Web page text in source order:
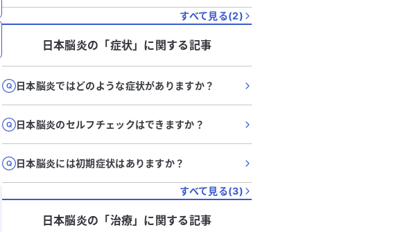
すべて見る(2)
日本脳炎の「症状」に関する記事
日本脳炎ではどのような症状がありますか？
日本脳炎のセルフチェックはできますか？
日本脳炎には初期症状はありますか？
すべて見る(3)
日本脳炎の「治療」に関する記事